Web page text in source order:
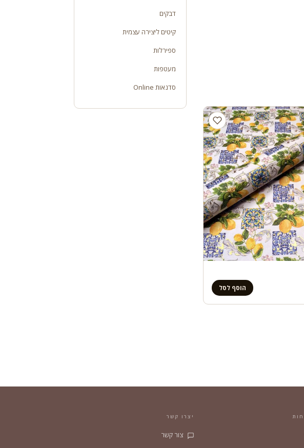
הוסף לסל
דבקים
קיטים ליצירה עצמית
ספירלות
מעטפות
סדנאות Online
יצרו קשר
צור קשר